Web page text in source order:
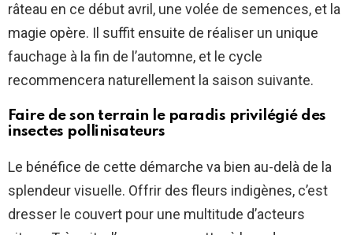
râteau en ce début avril, une volée de semences, et la
magie opère. Il suffit ensuite de réaliser un unique
fauchage à la fin de l’automne, et le cycle
recommencera naturellement la saison suivante.
Faire de son terrain le paradis privilégié des
insectes pollinisateurs
Le bénéfice de cette démarche va bien au-delà de la
splendeur visuelle. Offrir des fleurs indigènes, c’est
dresser le couvert pour une multitude d’acteurs